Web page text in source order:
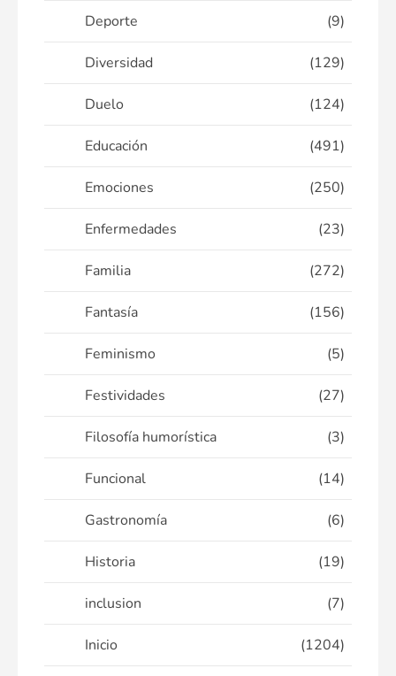
Deporte (9)
Diversidad (129)
Duelo (124)
Educación (491)
Emociones (250)
Enfermedades (23)
Familia (272)
Fantasía (156)
Feminismo (5)
Festividades (27)
Filosofía humorística (3)
Funcional (14)
Gastronomía (6)
Historia (19)
inclusion (7)
Inicio (1204)